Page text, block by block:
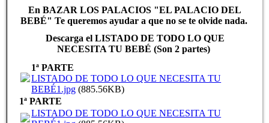
En BAZAR LOS PALACIOS "EL PALACIO DEL
BEBÉ" Te queremos ayudar a que no se te olvide nada.
Descarga el LISTADO DE TODO LO QUE
NECESITA TU BEBÉ (Son 2 partes)
1ª PARTE
LISTADO DE TODO LO QUE NECESITA TU
BEBÉ1.jpg (885.56KB)
1ª PARTE
LISTADO DE TODO LO QUE NECESITA TU